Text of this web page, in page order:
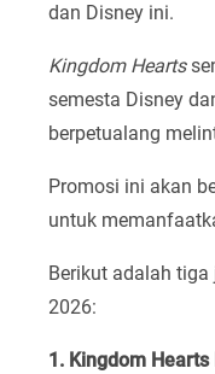
dan Disney ini.
Kingdom Hearts
semesta Disney
berpetualang
Promosi ini akan
untuk
Berikut adalah tiga
2026:
1. Kingdom